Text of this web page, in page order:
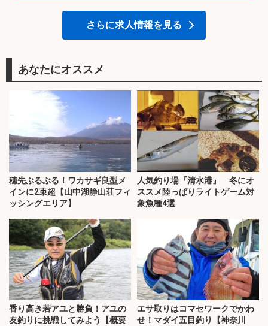
さらに求人情報を見る
あなたにオススメ
穂先ぶるぶる！ワカサギ良型メ
インに2束超【山中湖静山荘フィ
ッシングエリア】
人気釣り場『清水港』 冬にオ
ススメ陸っぱりライトゲーム対
象魚種4選
香り高き若アユと勝負！アユの
友釣りに挑戦してみよう【概要
エサ取りはコマセワークでかわ
せ！マダイ五目釣り【神奈川